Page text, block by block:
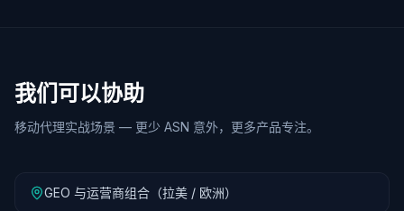
我们可以协助
移动代理实战场景 — 更少 ASN 意外，更多产品专注。
GEO 与运营商组合（拉美 / 欧洲）